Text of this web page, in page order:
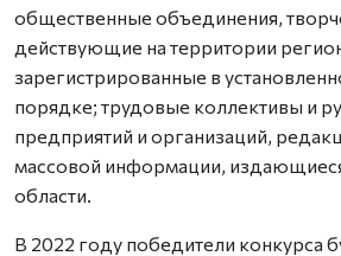
общественные объединения,
действующие на территории
зарегистрированные в
порядке; трудовые коллективы и
предприятий и организаций,
массовой информации,
области.
В 2022 году победители конкурса